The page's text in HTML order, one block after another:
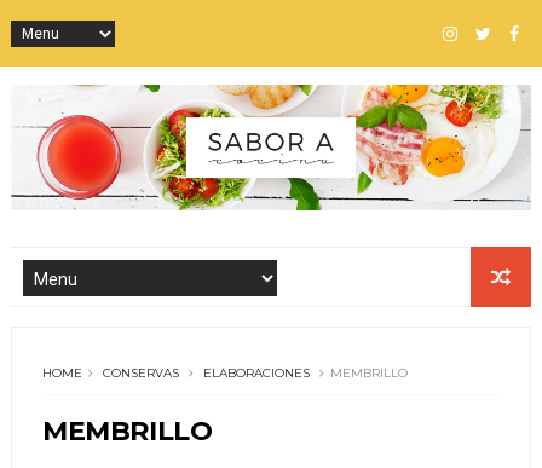
HOME CONSERVAS ELABORACIONES MEMBRILLO
MEMBRILLO